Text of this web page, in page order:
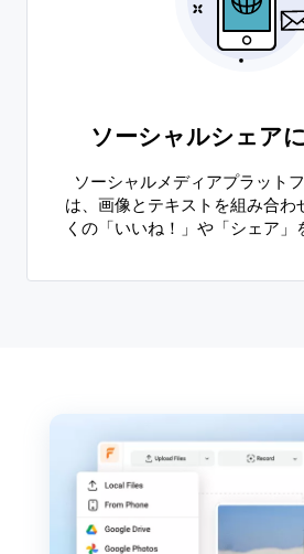
ソーシャルシェア
ソーシャルメディアプラット
は、画像とテキストを組み合わ
くの「いいね！」や「シェア」